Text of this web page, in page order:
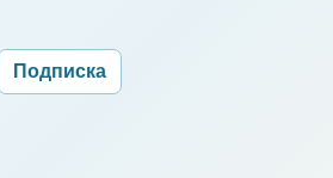
Подписка